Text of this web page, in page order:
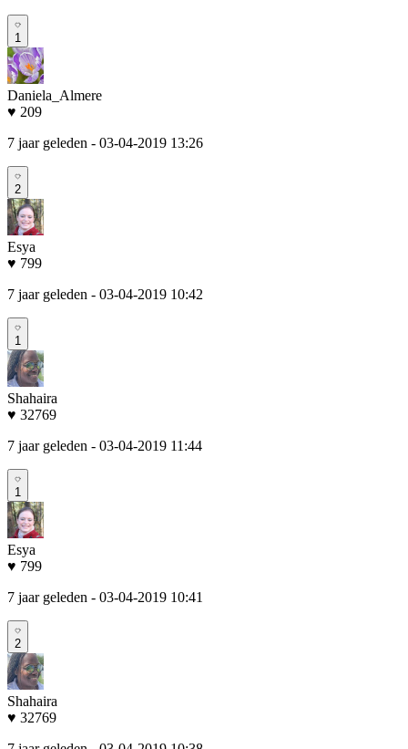
1
Daniela_Almere
♥ 209
7 jaar geleden - 03-04-2019 13:26
2
Esya
♥ 799
7 jaar geleden - 03-04-2019 10:42
1
Shahaira
♥ 32769
7 jaar geleden - 03-04-2019 11:44
1
Esya
♥ 799
7 jaar geleden - 03-04-2019 10:41
2
Shahaira
♥ 32769